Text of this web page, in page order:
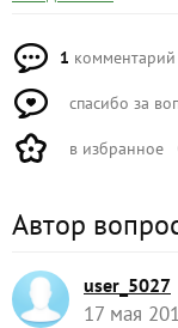
1 комментарий
спасибо за
в избранное
Автор
user_5027
17 мая